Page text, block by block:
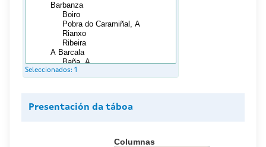
Seleccionados: 1
Presentación da táboa
Columnas